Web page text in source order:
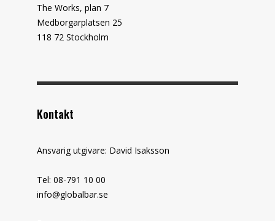
The Works, plan 7
Medborgarplatsen 25
118 72 Stockholm
Kontakt
Ansvarig utgivare: David Isaksson
Tel: 08-791 10 00
info@globalbar.se